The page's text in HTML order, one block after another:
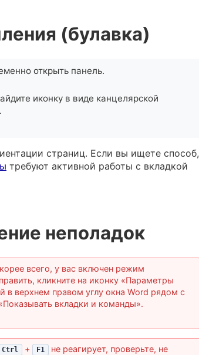
(булавка)
открыть панель.
иконку в виде канцелярской
страниц. Если вы ищете способ,
требуют активной работы с вкладкой
неполадок
всего, у вас включен режим
кликните на иконку «Параметры
в верхнем правом углу окна Word рядом с
вкладки и команды».
Ctrl + F1
не реагирует, проверьте, не